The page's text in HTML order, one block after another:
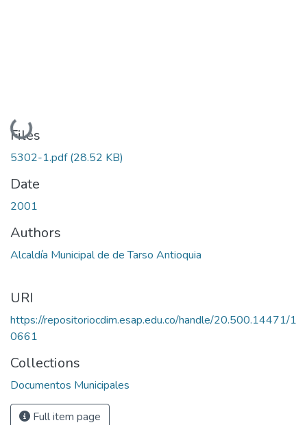
Loading...
Files
5302-1.pdf(28.52 KB)
Date
2001
Authors
Alcaldía Municipal de de Tarso Antioquia
URI
https://repositoriocdim.esap.edu.co/handle/20.500.14471/1
0661
Collections
Documentos Municipales
Full item page